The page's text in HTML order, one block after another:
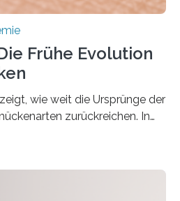
Frühe Evolution
wie weit die Ursprünge der
zurückreichen. In
bekannte Stechmücken-
und hat sich in